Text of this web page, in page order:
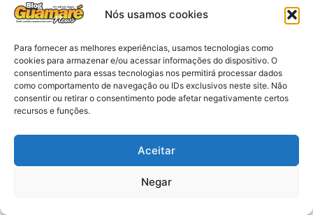
Nós usamos cookies
Para fornecer as melhores experiências, usamos tecnologias como
cookies para armazenar e/ou acessar informações do dispositivo. O
consentimento para essas tecnologias nos permitirá processar dados
como comportamento de navegação ou IDs exclusivos neste site. Não
consentir ou retirar o consentimento pode afetar negativamente certos
recursos e funções.
Aceitar
Negar
Economia: Prazo de adesão ao
Programa Desenrola 2.0 é
prorrogado